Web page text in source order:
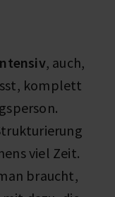
, auch,
komplett
viel Zeit.
braucht,